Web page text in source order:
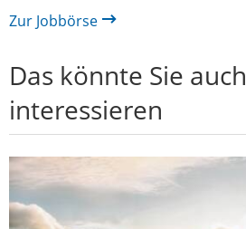
Zur Jobbörse
Das könnte Sie auch
interessieren